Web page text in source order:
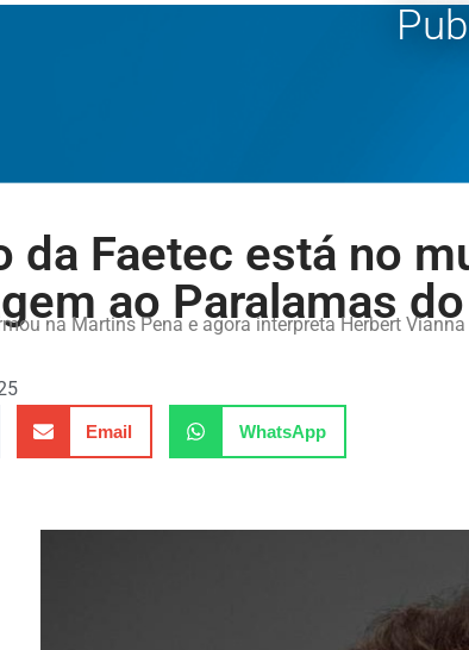
da Faetec está no
ao Paralamas
na Martins Pena e agora interpreta Herbert
Email WhatsApp